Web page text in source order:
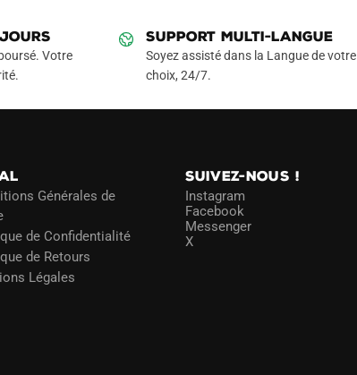
Votre
SUPPORT MULTI-LANGUE
Soyez assisté dans la Langue de votre
choix, 24/7.
Générales de
de Confidentialité
de Retours
Légales
SUIVEZ-NOUS !
Instagram
Facebook
Messenger
X